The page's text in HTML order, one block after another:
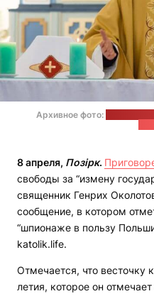
Архивное фото:
8 апреля, Позірк.
свободы за “измену
священник Генрих
сообщение, в котором
“шпионаже в пользу
katolik.life.
Отмечается, что весточку
летия, которое он